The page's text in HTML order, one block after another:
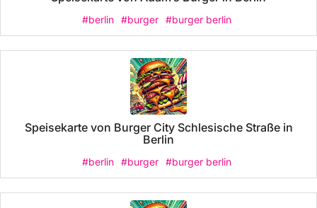
#berlin #burger #burger berlin
Speisekarte von Burger City Schlesische Straße in
Berlin
#berlin #burger #burger berlin